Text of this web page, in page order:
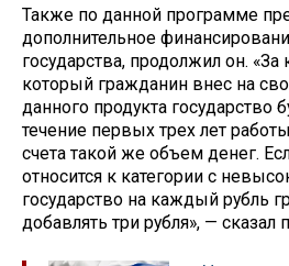
Также по данной программе
дополнительное
государства, продолжил он.
который гражданин внес на
данного продукта государство
течение первых трех лет
счета такой же объем денег.
относится к категории с
государство на каждый рубль
добавлять три рубля», — сказал